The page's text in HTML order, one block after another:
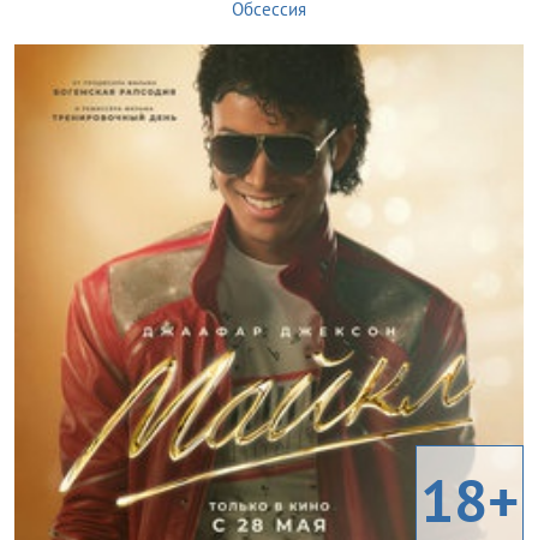
Обсессия
18+